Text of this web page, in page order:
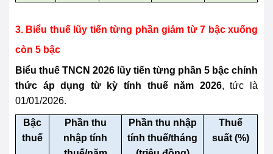
3. Biểu thuế lũy tiến từng phần giảm từ 7 bậc xuống
còn 5 bậc
Biểu thuế TNCN 2026 lũy tiến từng phần 5 bậc chính
thức áp dụng từ kỳ tính thuế năm 2026, tức là
01/01/2026.
Bậc
thuế
Phần thu
nhập tính
Phần thu nhập
tính thuế/tháng
Thuế
suất (%)